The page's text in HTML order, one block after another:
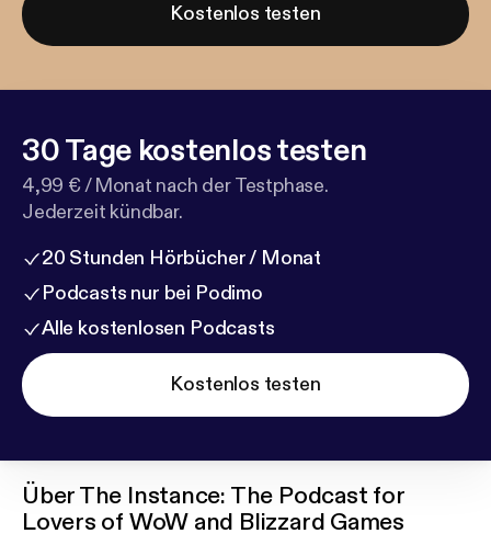
Kostenlos testen
30 Tage kostenlos testen
4,99 € / Monat nach der Testphase.
Jederzeit kündbar.
20 Stunden Hörbücher / Monat
Podcasts nur bei Podimo
Alle kostenlosen Podcasts
Kostenlos testen
ÜberThe Instance: The Podcast for
Lovers of WoW and Blizzard Games